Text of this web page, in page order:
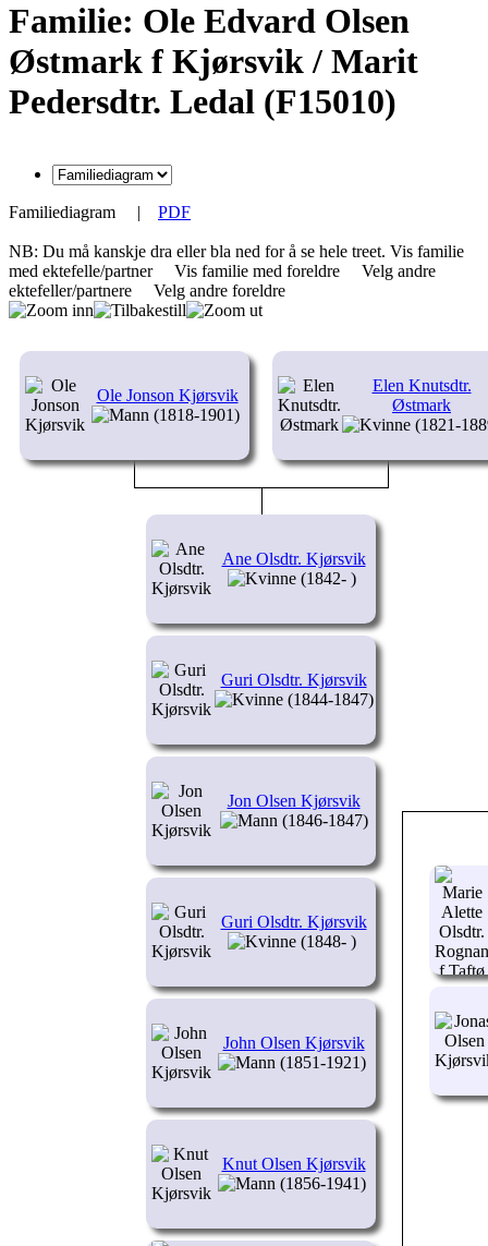
Familie: Ole Edvard Olsen
Østmark f Kjørsvik / Marit
Pedersdtr. Ledal (F15010)
Familiediagram | PDF
NB: Du må kanskje dra eller bla ned for å se hele treet. Vis familie
med ektefelle/partner
Vis familie med foreldre
Velg andre
ektefeller/partnere
Velg andre foreldre
Ole Jonson Kjørsvik
(1818-1901)
Elen Knutsdtr.
Østmark
(1821-
Ane Olsdtr. Kjørsvik
(1842- )
Guri Olsdtr. Kjørsvik
(1844-1847)
Jon Olsen Kjørsvik
(1846-1847)
Guri Olsdtr. Kjørsvik
(1848- )
John Olsen Kjørsvik
(1851-1921)
Knut Olsen Kjørsvik
(1856-1941)